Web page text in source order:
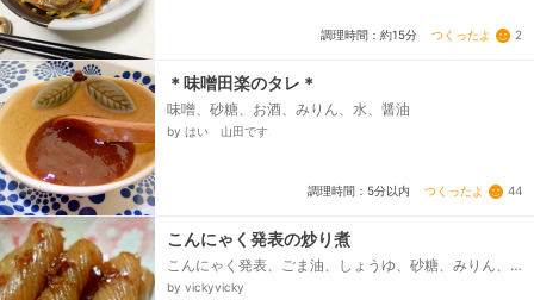
調理時間：約15分 つくったよ 2
＊味噌田楽のタレ＊
味噌、砂糖、お酒、みりん、水、醤油
by はい 山田です
調理時間：5分以内 つくったよ 44
こんにゃく発表の炒り煮
こんにゃく発表、ごま油、しょうゆ、砂糖、みりん、
酒、酢、かつお節
by vickyvicky